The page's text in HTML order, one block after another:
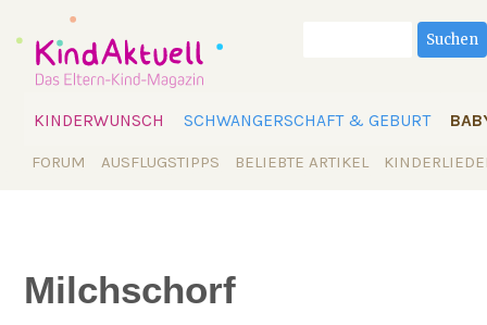
überspringen
KINDERWUNSCH SCHWANGERSCHAFT & GEBURT
Navigation
FORUM AUSFLUGSTIPPS BELIEBTE ARTIKEL
Suchen
Milchschorf